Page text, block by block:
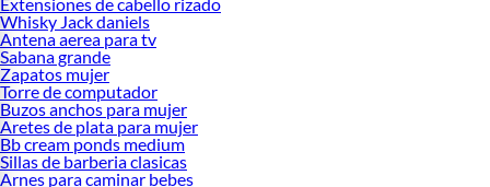
Whisky Jack daniels
Antena aerea para tv
Sabana grande
Zapatos mujer
Torre de computador
Buzos anchos para mujer
Aretes de plata para mujer
Bb cream ponds medium
Sillas de barberia clasicas
Arnes para caminar bebes